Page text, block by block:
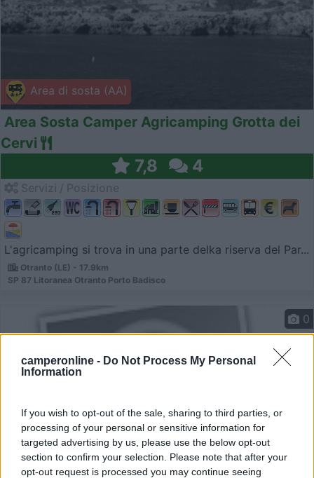
camperonline - Do Not Process My Personal
Information
If you wish to opt-out of the sale, sharing to third parties, or
processing of your personal or sensitive information for
targeted advertising by us, please use the below opt-out
section to confirm your selection. Please note that after your
opt-out request is processed you may continue seeing
Area di sosta (AA)
Area Sosta Camper Agricamping Grotta dei
Cervi
7,8 4
L'agricamping si trova in una parte delka riserva del Par...
Otranto (LE) - 17.9km
SP 87 Litoranea Otranto Porto Badisco
0